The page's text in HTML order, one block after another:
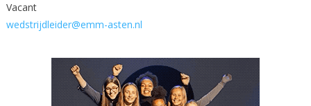
Vacant
wedstrijdleider@emm-asten.nl